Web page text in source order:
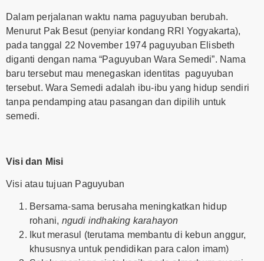
Dalam perjalanan waktu nama paguyuban berubah.
Menurut Pak Besut (penyiar kondang RRI Yogyakarta),
pada tanggal 22 November 1974 paguyuban Elisbeth
diganti dengan nama “Paguyuban Wara Semedi”. Nama
baru tersebut mau menegaskan identitas paguyuban
tersebut. Wara Semedi adalah ibu-ibu yang hidup sendiri
tanpa pendamping atau pasangan dan dipilih untuk
semedi.
Visi dan Misi
Visi atau tujuan Paguyuban
Bersama-sama berusaha meningkatkan hidup
rohani, ngudi indhaking karahayon
Ikut merasul (terutama membantu di kebun anggur,
khususnya untuk pendidikan para calon imam)